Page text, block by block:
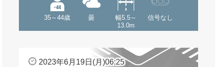
35～44歳 曇
幅5.5～
13.0m
信号なし
2023年6月19日(月)06:25